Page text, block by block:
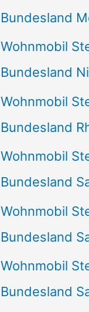
Bundesland
Wohnmobil
Bundesland
Wohnmobil
Bundesland
Wohnmobil
Bundesland
Wohnmobil
Bundesland
Wohnmobil
Bundesland